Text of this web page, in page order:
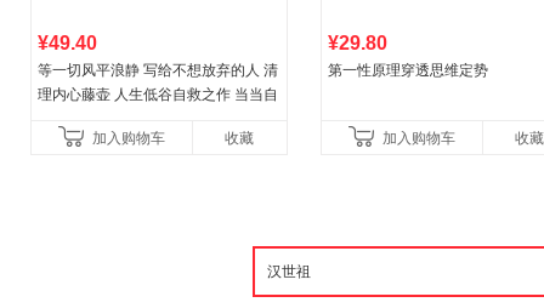
¥49.40
等一切风平浪静 写给不想放弃的人 清
理内心藤壶 人生低谷自救之作 当当自
加入购物车
收藏
¥29.80
第一性原理穿透思维定势
加入购物车 收藏